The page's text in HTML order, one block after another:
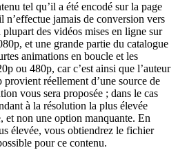
tel qu’il a été encodé sur la page
jamais de conversion vers
des vidéos mises en ligne sur
et une grande partie du catalogue
animations en boucle et les
ou 480p, car c’est ainsi que l’auteur
réellement d’une source de
vous sera proposée ; dans le cas
à la résolution la plus élevée
et non une option manquante. En
élevée, vous obtiendrez le fichier
pour ce contenu.